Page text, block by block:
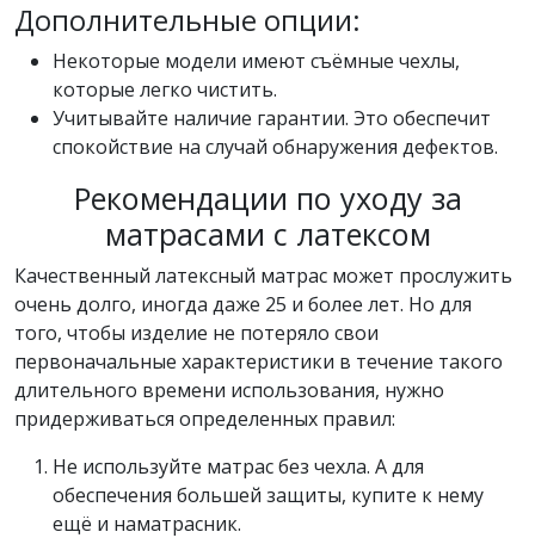
Дополнительные опции:
Некоторые модели имеют съёмные чехлы,
которые легко чистить.
Учитывайте наличие гарантии. Это обеспечит
спокойствие на случай обнаружения дефектов.
Рекомендации по уходу за
матрасами с латексом
Качественный латексный матрас может прослужить
очень долго, иногда даже 25 и более лет. Но для
того, чтобы изделие не потеряло свои
первоначальные характеристики в течение такого
длительного времени использования, нужно
придерживаться определенных правил:
Не используйте матрас без чехла. А для
обеспечения большей защиты, купите к нему
ещё и наматрасник.